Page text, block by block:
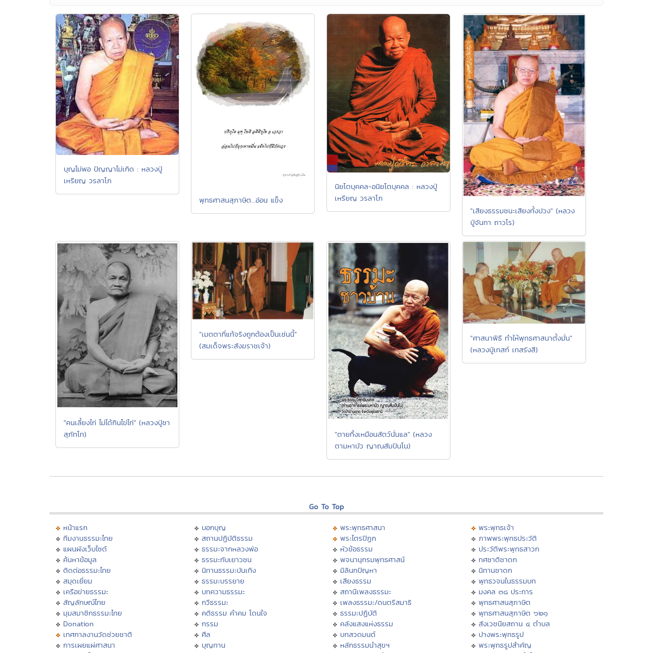
บุญไม่พอ ปัญญาไม่เกิด : หลวงปู่
เหรียญ วรลาโภ
พุทธศาสนสุภาษิต...อ่อน แข็ง
นิยโตบุคคล-อนิยโตบุคคล : หลวงปู่
เหรียญ วรลาโภ
"เสียงธรรมชนะเสียงทั้งปวง" (หลวง
ปู่จันทา ถาวโร)
"คนเลี้ยงไก่ ไม่ได้กินไข่ไก่" (หลวงปู่ชา
สุภัทโท)
"เมตตาที่แท้จริงถูกต้องเป็นเช่นนี้"
(สมเด็จพระสังฆราชเจ้า)
"ตายทิ้งเหมือนสัตว์นั่นแล" (หลวง
ตามหาบัว ญาณสัมปันโน)
"ศาสนาพิธี ทำให้พุทธศาสนาตั้งมั่น"
(หลวงปู่เทสก์ เทสรังสี)
Go To Top
หน้าแรก
ทีมงานธรรมะไทย
แผนผังเว็บไซต์
ค้นหาข้อมูล
ติดต่อธรรมะไทย
สมุดเยี่ยม
เครือข่ายธรรมะ
สัญลักษณ์ไทย
มุมสมาชิกธรรมะไทย
Donation
เทศกาลงานวัดช่วยชาติ
การเผยแผ่ศาสนา
บอกบุญ
สถานปฏิบัติธรรม
ธรรมะจากหลวงพ่อ
ธรรมะกับเยาวชน
นิทานธรรมะบันเทิง
ธรรมะบรรยาย
บทความธรรมะ
กวีธรรมะ
คติธรรม คำคม โดนใจ
กรรม
ศีล
บุญทาน
พระพุทธศาสนา
พระไตรปิฏก
หัวข้อธรรม
พจนานุกรมพุทธศาสน์
มิลินทปัญหา
เสียงธรรม
สถานีเพลงธรรมะ
เพลงธรรมะ/ดนตรีสมาธิ
ธรรมะปฏิบัติ
คลังแสงแห่งธรรม
บทสวดมนต์
หลักธรรมนำสุขฯ
พระพุทธเจ้า
ภาพพระพุทธประวัติ
ประวัติพระพุทธสาวก
ทศชาติชาดก
นิทานชาดก
พุทธวจนในธรรมบท
มงคล ๓๘ ประการ
พุทธศาสนสุภาษิต
พุทธศาสนสุภาษิต ๖๒๑
สังเวชนียสถาน ๔ ตำบล
ปางพระพุทธรูป
พระพุทธรูปสำคัญ